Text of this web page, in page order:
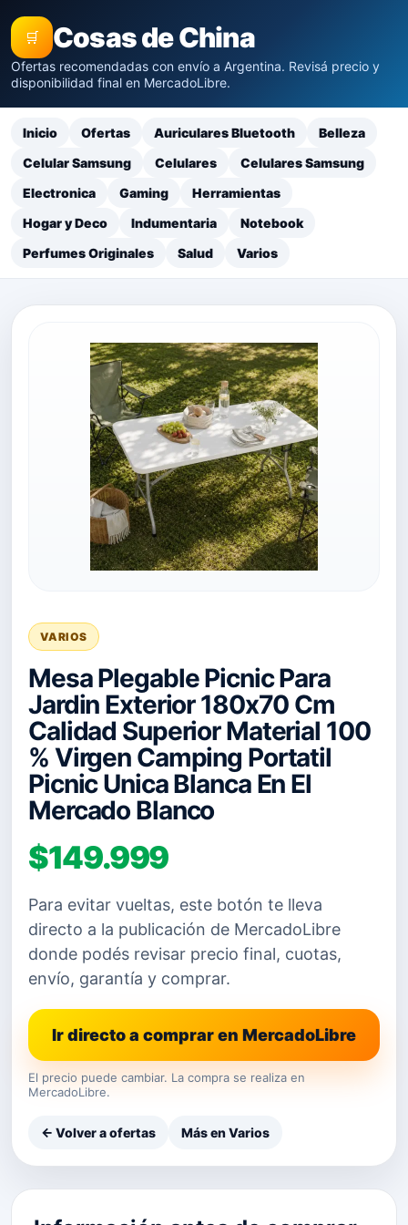
🛒 Cosas de China
Ofertas recomendadas con envío a Argentina. Revisá precio y
disponibilidad final en MercadoLibre.
Inicio Ofertas Auriculares Bluetooth
Belleza
Celular Samsung
Celulares
Celulares Samsung
Electronica
Gaming
Herramientas
Hogar y Deco
Indumentaria
Notebook
Perfumes Originales
Salud Varios
VARIOS
Mesa Plegable Picnic Para
Jardin Exterior 180x70 Cm
Calidad Superior Material 100
% Virgen Camping Portatil
Picnic Unica Blanca En El
Mercado Blanco
$149.999
Para evitar vueltas, este botón te lleva
directo a la publicación de MercadoLibre
donde podés revisar precio final, cuotas,
envío, garantía y comprar.
Ir directo a comprar en MercadoLibre
El precio puede cambiar. La compra se realiza en
MercadoLibre.
← Volver a ofertas Más en Varios